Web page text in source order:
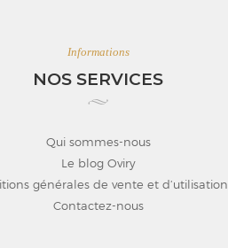
Informations
NOS SERVICES
Qui sommes-nous
Le blog Oviry
générales de vente et d’utilisation
Contactez-nous